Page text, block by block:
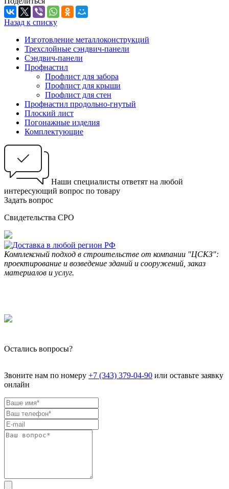
Назад к списку
Изготовление металлоконструкций
Трехслойные сэндвич-панели
Сэндвич-панели
Профнастил
Профлист для забора
Профлист для крыши
Профлист для стен
Профнастил продольно-гнутый
Плоский лист
Погонажные изделия
Комплектующие
Наши специалисты ответят на любой
интересующий вопрос по товару
Задать вопрос
Свидетельства СРО
Комплексный подход в строительстве от компании "ЦСКЗ":
проектирование и возведение зданий и сооружений, заказ
материалов и услуг.
Остались вопросы?
Звоните нам по номеру +7 (343) 379-04-90 или оставьте заявку
онлайн